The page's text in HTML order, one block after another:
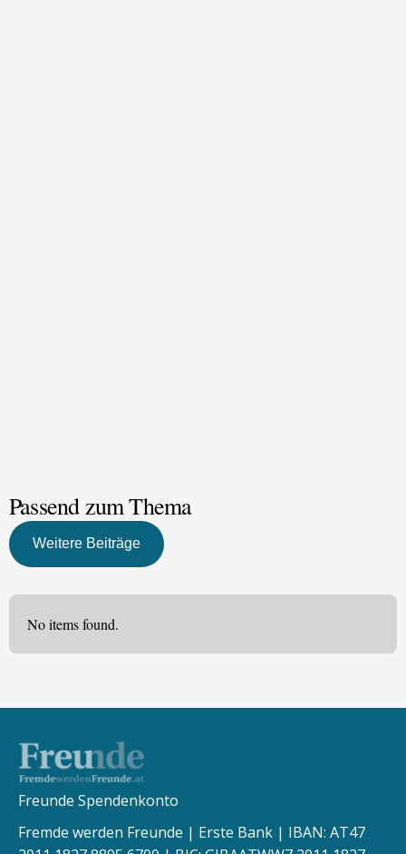
Passend zum Thema
Weitere Beiträge
No items found.
Freunde Spendenkonto
Fremde werden Freunde | Erste Bank | IBAN: AT47